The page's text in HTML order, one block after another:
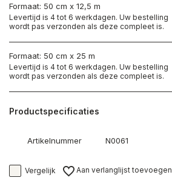
Formaat: 50 cm x 12,5 m
Levertijd is 4 tot 6 werkdagen. Uw bestelling
wordt pas verzonden als deze compleet is.
Formaat: 50 cm x 25 m
Levertijd is 4 tot 6 werkdagen. Uw bestelling
wordt pas verzonden als deze compleet is.
Productspecificaties
Artikelnummer N0061
Vergelijk Aan verlanglijst toevoegen